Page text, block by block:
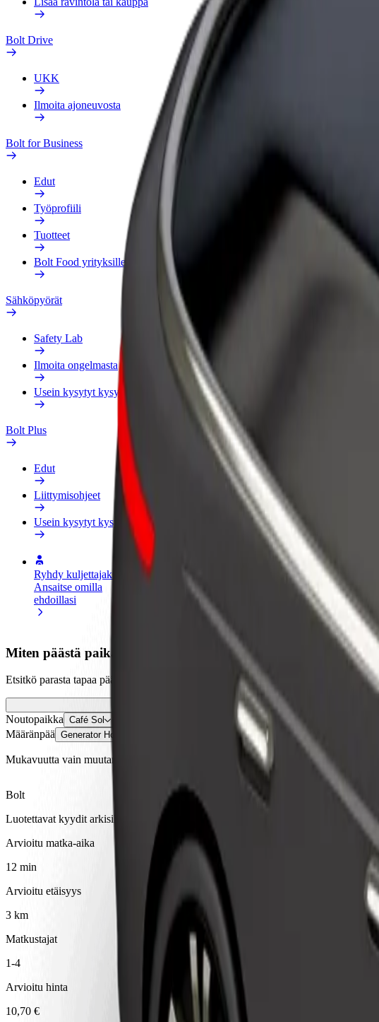
Bolt Drive
UKK
Ilmoita ajoneuvosta
Bolt for Business
Edut
Työprofiili
Tuotteet
Bolt Food yrityksille
Sähköpyörät
Safety Lab
Ilmoita ongelmasta
Usein kysytyt kysymykset
Bolt Plus
Edut
Liittymisohjeet
Usein kysytyt kysymykset
Ryhdy kuljettajaksi
Ansaitse omilla
ehdoillasi
Ryhdy ruokalähetiksi
Kuljeta ruokaa ja ansaitse
Lisää ravintola tai
Tavoita lisää
ansioita
Miten päästä paikasta Café Sol kohteeseen Generator Hostel
Etsitkö parasta tapaa päästä paikasta Café Sol kohteeseen Generator Hostel
Noutopaikka Café Sol
Määränpää Generator Hostel Dublin
Mukavuutta vain muutaman napautuksen päässä!
Bolt
Luotettavat kyydit arkisilla keskikokoisilla autoilla.
Arvioitu matka-aika
12 min
Arvioitu etäisyys
3 km
Matkustajat
1-4
Arvioitu hinta
10,70 €